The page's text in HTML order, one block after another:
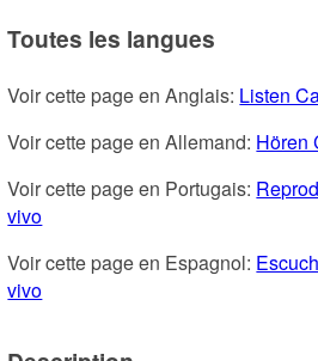
Toutes les langues
Voir cette page en Anglais: Listen
Voir cette page en Allemand: Hören
Voir cette page en Portugais:
vivo
Voir cette page en Espagnol:
vivo